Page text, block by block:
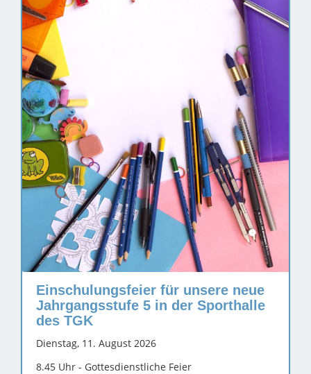
Einschulungsfeier für unsere neue
Jahrgangsstufe 5 in der Sporthalle
des TGK
Dienstag, 11. August 2026
8.45 Uhr - Gottesdienstliche Feier